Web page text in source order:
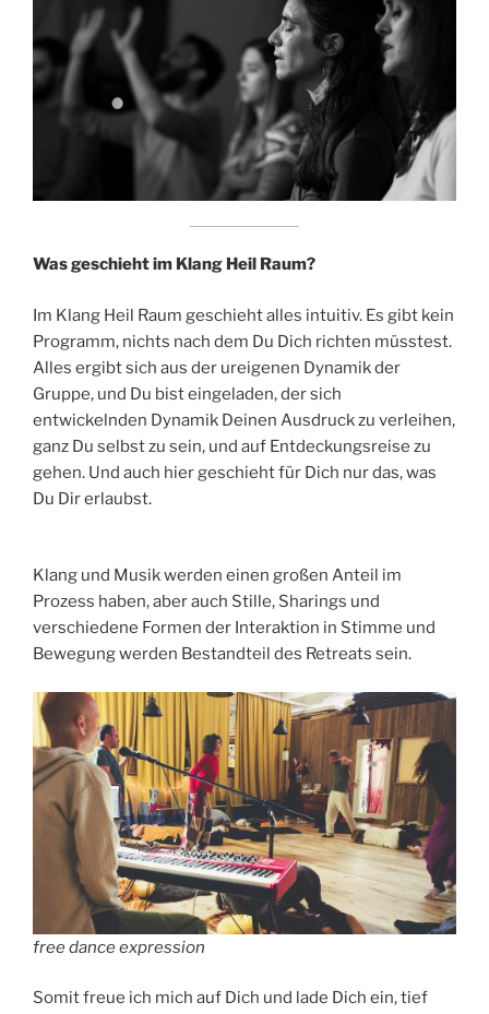
Was geschieht im Klang Heil Raum?
Im Klang Heil Raum geschieht alles intuitiv. Es gibt kein
Programm, nichts nach dem Du Dich richten müsstest.
Alles ergibt sich aus der ureigenen Dynamik der
Gruppe, und Du bist eingeladen, der sich
entwickelnden Dynamik Deinen Ausdruck zu verleihen,
ganz Du selbst zu sein, und auf Entdeckungsreise zu
gehen. Und auch hier geschieht für Dich nur das, was
Du Dir erlaubst.
Klang und Musik werden einen großen Anteil im
Prozess haben, aber auch Stille, Sharings und
verschiedene Formen der Interaktion in Stimme und
Bewegung werden Bestandteil des Retreats sein.
free dance expression
Somit freue ich mich auf Dich und lade Dich ein, tief